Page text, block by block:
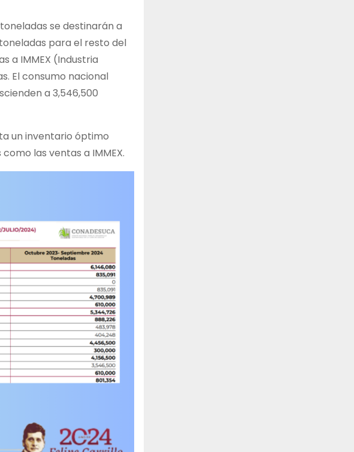
se destinarán a
para el resto del
a IMMEX (Industria
El consumo nacional
a 3,546,500
un inventario óptimo
las ventas a IMMEX.